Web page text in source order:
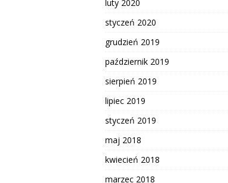
luty 2020
styczeń 2020
grudzień 2019
październik 2019
sierpień 2019
lipiec 2019
styczeń 2019
maj 2018
kwiecień 2018
marzec 2018